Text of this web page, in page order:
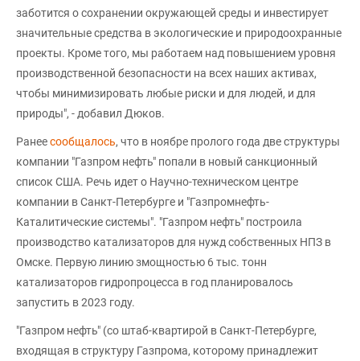
заботится о сохранении окружающей среды и инвестирует
значительные средства в экологические и природоохранные
проекты. Кроме того, мы работаем над повышением уровня
производственной безопасности на всех наших активах,
чтобы минимизировать любые риски и для людей, и для
природы", - добавил Дюков.
Ранеесообщалось, что в ноябре пролого года две структуры
компании "Газпром нефть" попали в новый санкционный
список США. Речь идет о Научно-техническом центре
компании в Санкт-Петербурге и "Газпромнефть-
Каталитические системы". "Газпром нефть" построила
производство катализаторов для нужд собственных НПЗ в
Омске. Первую линию змощностью 6 тыс. тонн
катализаторов гидропроцесса в год планировалось
запустить в 2023 году.
"Газпром нефть" (со штаб-квартирой в Санкт-Петербурге,
входящая в структуру Газпрома, которому принадлежит